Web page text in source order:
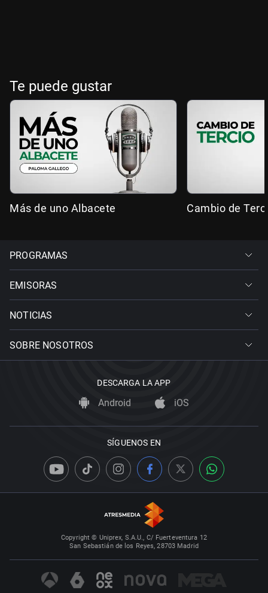
Te puede gustar
Más de uno Albacete Cambio de
PROGRAMAS
EMISORAS
NOTICIAS
SOBRE NOSOTROS
DESCARGA LA APP
Android iOS
SÍGUENOS EN
Copyright © Uniprex, S.A.U., C/ Fuerteventura 12
San Sebastián de los Reyes, 28703 Madrid